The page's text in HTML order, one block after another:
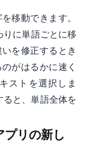
移動できます。
りに単語ごとに移
を修正するとき
がはるかに速く
ストを選択しま
ると、単語全体を
プリの新し